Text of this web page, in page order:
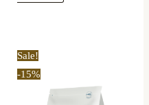
Sale!
-15%
through
35,69 €
has